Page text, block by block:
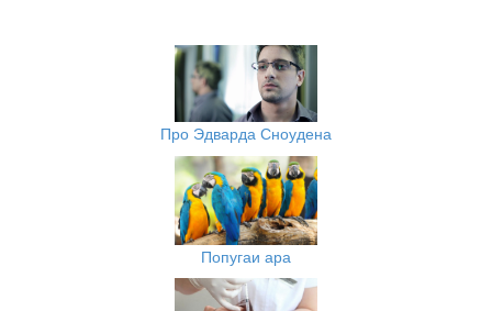
Про Эдварда Сноудена
Попугаи ара